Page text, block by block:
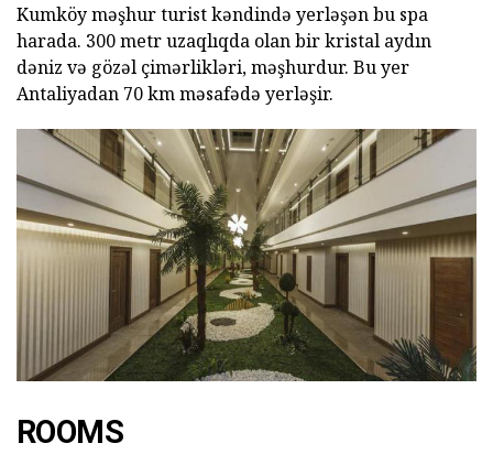
Kumköy məşhur turist kəndində yerləşən bu spa
harada. 300 metr uzaqlıqda olan bir kristal aydın
dəniz və gözəl çimərlikləri, məşhurdur. Bu yer
Antaliyadan 70 km məsafədə yerləşir.
ROOMS